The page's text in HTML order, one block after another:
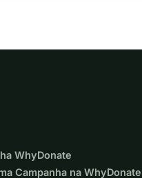
WhyDonate
Campanha na WhyDonate